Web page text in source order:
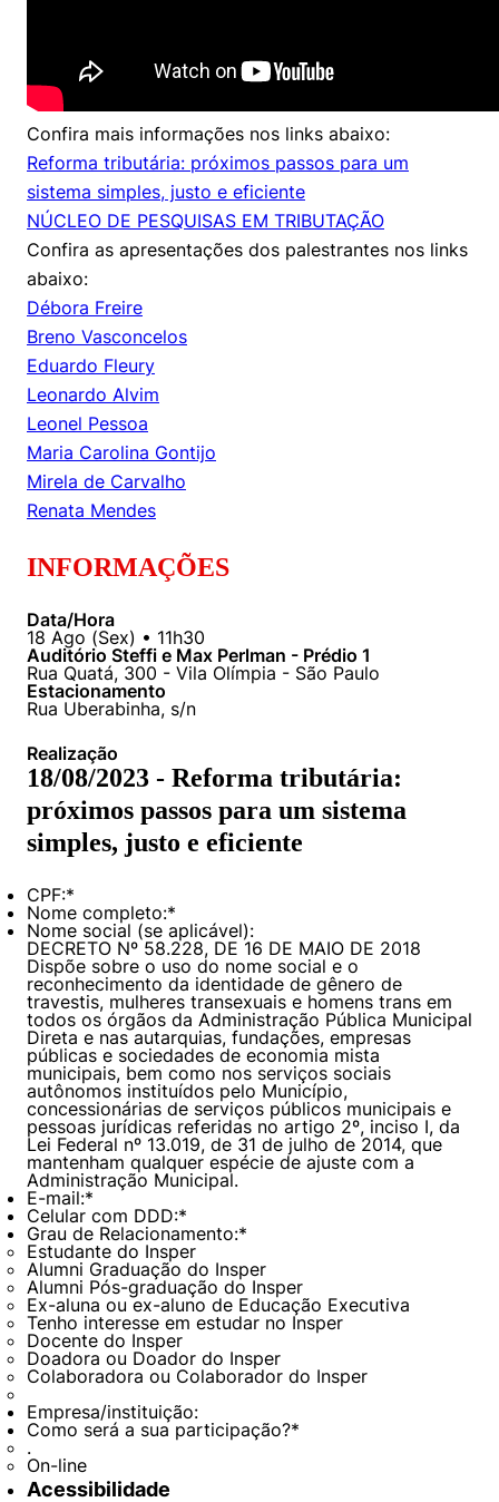
Sustentabilidade
Tecnologia e Dados
Confira mais informações nos links abaixo:
Reforma tributária: próximos passos para um
sistema simples, justo e eficiente
NÚCLEO DE PESQUISAS EM TRIBUTAÇÃO
Confira as apresentações dos palestrantes nos links
abaixo:
Débora Freire
Breno Vasconcelos
Eduardo Fleury
Leonardo Alvim
Leonel Pessoa
Maria Carolina Gontijo
Mirela de Carvalho
Renata Mendes
INFORMAÇÕES
Data/Hora
18 Ago (Sex) • 11h30
Auditório Steffi e Max Perlman - Prédio 1
Rua Quatá, 300 - Vila Olímpia - São Paulo
Estacionamento
Rua Uberabinha, s/n
Realização
18/08/2023 - Reforma tributária:
próximos passos para um sistema
simples, justo e eficiente
CPF:*
Nome completo:*
Nome social (se aplicável):
DECRETO Nº 58.228, DE 16 DE MAIO DE 2018
Dispõe sobre o uso do nome social e o
reconhecimento da identidade de gênero de
travestis, mulheres transexuais e homens trans em
todos os órgãos da Administração Pública Municipal
Direta e nas autarquias, fundações, empresas
públicas e sociedades de economia mista
municipais, bem como nos serviços sociais
autônomos instituídos pelo Município,
concessionárias de serviços públicos municipais e
pessoas jurídicas referidas no artigo 2º, inciso I, da
Lei Federal nº 13.019, de 31 de julho de 2014, que
mantenham qualquer espécie de ajuste com a
Administração Municipal.
E-mail:*
Celular com DDD:*
Grau de Relacionamento:*
Estudante do Insper
Alumni Graduação do Insper
Alumni Pós-graduação do Insper
Ex-aluna ou ex-aluno de Educação Executiva
Tenho interesse em estudar no Insper
Docente do Insper
Doadora ou Doador do Insper
Colaboradora ou Colaborador do Insper
Empresa/instituição:
Como será a sua participação?*
.
On-line
Acessibilidade